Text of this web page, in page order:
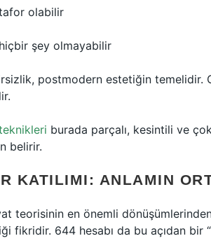
olabilir
şey olmayabilir
postmodern estetiğin temelidir.
burada parçalı, kesintili ve
belirir.
KATILIMI: ANLAMIN
teorisinin en önemli
fikridir. 644 hesabı da bu açıdan bir